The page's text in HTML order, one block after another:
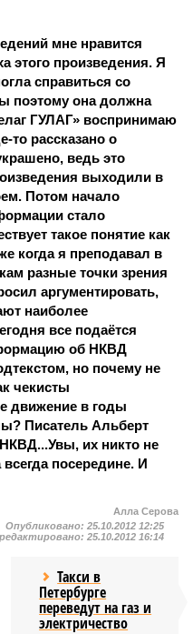
мне нравится
этого произведения. Я
справиться со
поэтому она должна
ГУЛАГ» воспринимаю
то рассказано о
ведь это
выходили в
Потом начало
стало
такое понятие как
когда я преподавал в
разные точки зрения
аргументировать,
наиболее
все подаётся
об НКВД
но почему не
чекисты
движение в годы
Писатель Альберт
их никто не
посередине. И
Алла Серова
Опубликовано: 25.10.2012 12:25
25.10.2012 16:14
Такси в
Петербурге
переведут на газ и
электричество